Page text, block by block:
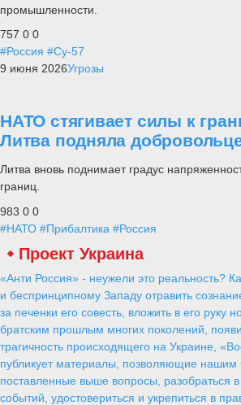
промышленности.
757 0 0
#Россия #Су-57
9 июня 2026Угрозы
НАТО стягивает силы к
Литва подняла
Литва вновь поднимает градус
границ.
983 0 0
#НАТО #Прибалтика #Россия
Проект Украина
«Анти Россия» - неужели это реальность?
и беспринципному Западу отравить
за печенки его совесть, вложить в его
братским прошлым многих поколений,
трагичность происходящего на Украине,
публикует материалы, позволяющие нашим
поставленные выше вопросы, разобраться
событий, удостовериться и укрепиться в